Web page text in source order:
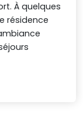
À quelques
résidence